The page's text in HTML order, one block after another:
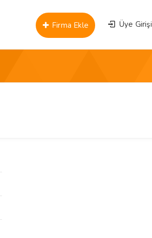
Üye Girişi
Firma Ekle